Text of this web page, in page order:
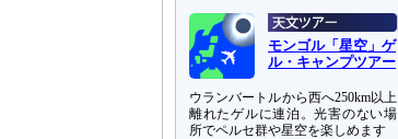
モンゴル「星空」ゲ
ル・キャンプツアー
ウランバートルから西へ250km以上
離れたゲルに連泊。光害のない場
所でペルセ群や星空を楽しめます